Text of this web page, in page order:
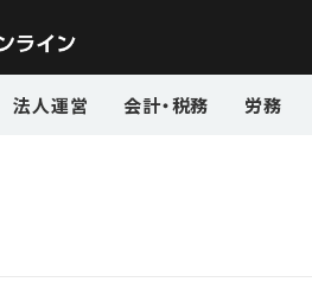
法人運営 会計・税務 労務